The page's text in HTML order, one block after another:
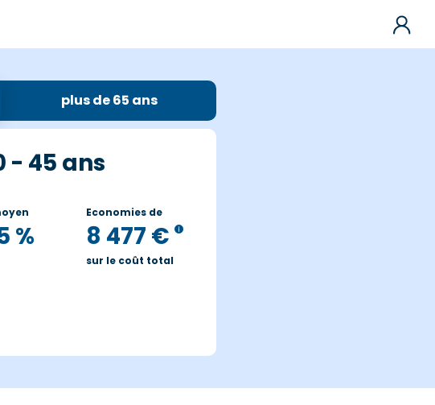
plus de 65 ans
- 45 ans
%
Economies de
8 477 €
sur le coût total